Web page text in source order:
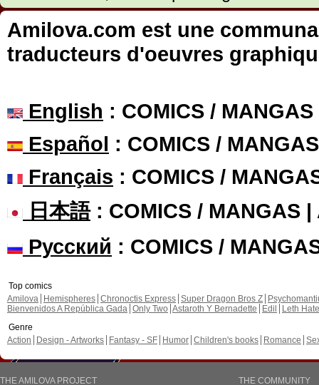
Amilova.com est une
traducteurs d'oeuvres
English : COMICS /
Español : COMICS /
Français : COMICS /
日本語: COMICS / MANGAS |
Русский : COMICS /
Top comics
Amilova
Hemispheres Chronoctis Express Super Dragon Bros Z
Bienvenidos A República Gada Only Two Astaroth Y Bernadette Edil
Leth Hate
Genre
Action
Design - Artworks Fantasy - SF Humor Children's books Romance
THE AMILOVA PROJECT
THE COMMUNITY